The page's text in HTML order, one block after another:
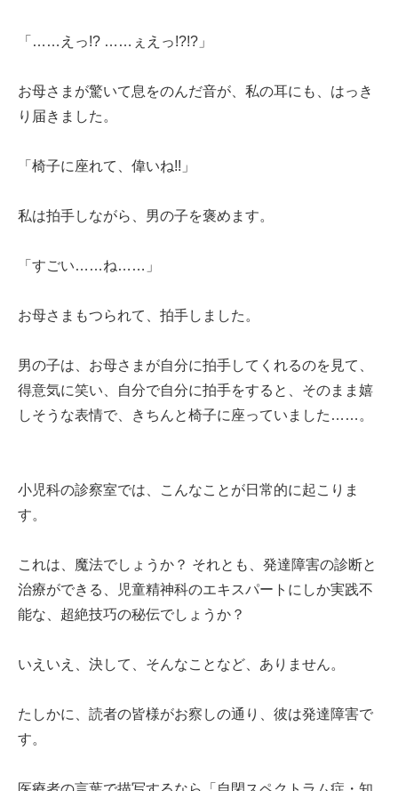
「……えっ!? ……ぇえっ!?!?」
お母さまが驚いて息をのんだ音が、私の耳にも、はっき
り届きました。
「椅子に座れて、偉いね!!」
私は拍手しながら、男の子を褒めます。
「すごい……ね……」
お母さまもつられて、拍手しました。
男の子は、お母さまが自分に拍手してくれるのを見て、
得意気に笑い、自分で自分に拍手をすると、そのまま嬉
しそうな表情で、きちんと椅子に座っていました……。
小児科の診察室では、こんなことが日常的に起こりま
す。
これは、魔法でしょうか？ それとも、発達障害の診断と
治療ができる、児童精神科のエキスパートにしか実践不
能な、超絶技巧の秘伝でしょうか？
いえいえ、決して、そんなことなど、ありません。
たしかに、読者の皆様がお察しの通り、彼は発達障害で
す。